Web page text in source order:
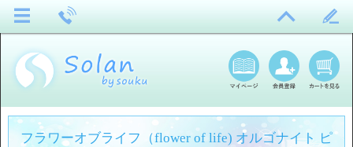
フラワーオブライフ（flower of life) オルゴナイト ピ